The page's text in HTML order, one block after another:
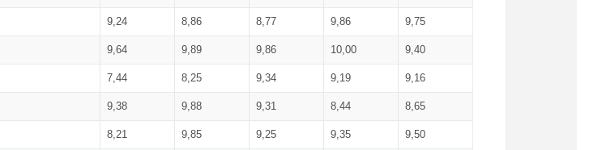
9,24 8,86 8,77 9,86 9,75
9,64 9,89 9,86 10,00 9,40
7,44 8,25 9,34 9,19 9,16
9,38 9,88 9,31 8,44 8,65
8,21 9,85 9,25 9,35 9,50